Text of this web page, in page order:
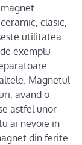
magnet
ceramic, clasic,
utilitatea
exemplu
Magnetul
avand o
astfel unor
ai nevoie in
din ferite